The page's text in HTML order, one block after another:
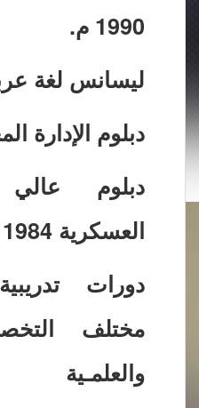
1990 م.
ليسانس لغة عربية
دبلوم الإدارة المحلية
دبلوم
العسكرية 1984 م.
دورات
مختلف
والعلمـية